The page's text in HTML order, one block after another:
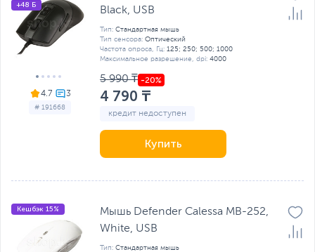
4.7
# 191668
+48 Б
Black, USB
Тип: Стандартная мышь
Тип сенсора: Оптический
Частота опроса, Гц: 125; 250; 500; 1000
Максимальное разрешение, dpi: 4000
5 990 ₸
4 790 ₸
кредит недоступен
Купить
Кешбэк 15%
Мышь Defender Calessa MB-252,
White, USB
Тип: Стандартная мышь